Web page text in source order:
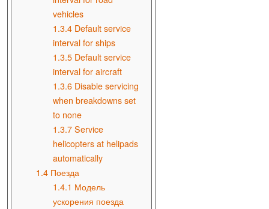
vehicles
1.3.4 Default service
interval for ships
1.3.5 Default service
interval for aircraft
1.3.6 Disable servicing
when breakdowns set
to none
1.3.7 Service
helicopters at helipads
automatically
1.4 Поезда
1.4.1 Модель
ускорения поезда